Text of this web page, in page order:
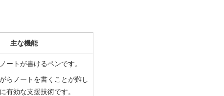
主な機能
ートが書けるペンです。
らノートを書くことが難し
有効な支援技術です。